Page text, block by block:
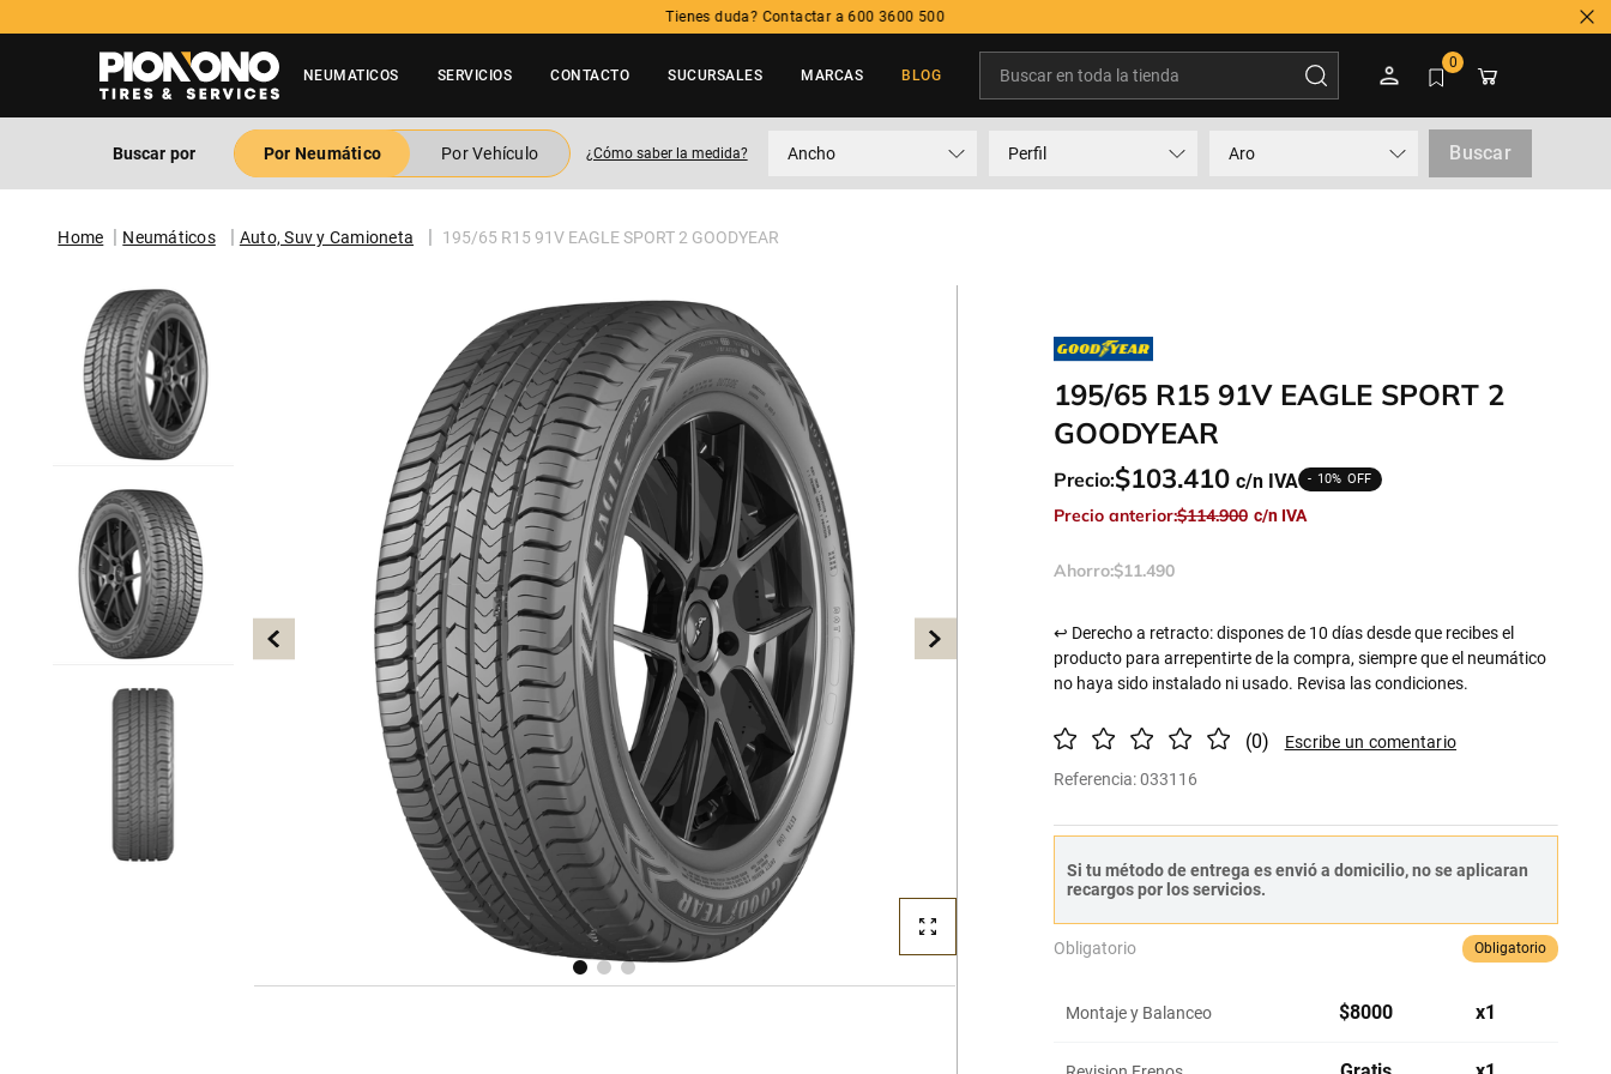
Tienes duda? Contactar a 600 3600 500
NEUMATICOS SERVICIOS CONTACTO SUCURSALES MARCAS BLOG
0
Buscar por Por Neumático Por Vehículo ¿Cómo saber la medida? Ancho Perfil Aro Buscar
Neumáticos Auto, Suv y Camioneta 195/65 R15 91V EAGLE SPORT 2 GOODYEAR
195/65 R15 91V EAGLE SPORT 2
GOODYEAR
Precio:$103.410 10%
Precio anterior:$114.900
Ahorro:$11.490
↩ Derecho a retracto: dispones de 10 días desde que recibes el
producto para arrepentirte de la compra, siempre que el neumático
no haya sido instalado ni usado. Revisa las condiciones.
(0)
Referencia:033116
Si tu método de entrega es envió a domicilio, no se aplicaran
recargos por los servicios.
Obligatorio Obligatorio
Montaje y Balanceo $8000 x1
TÉRMINOS MÁS BUSCADOS
. neumatico
3 . 195
. 245